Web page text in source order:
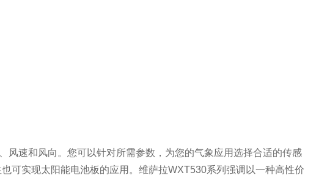
速和风向。您可以针对所需参数，为您的气象应用选择合适的传感
可实现太阳能电池板的应用。维萨拉WXT530系列强调以一种高性价